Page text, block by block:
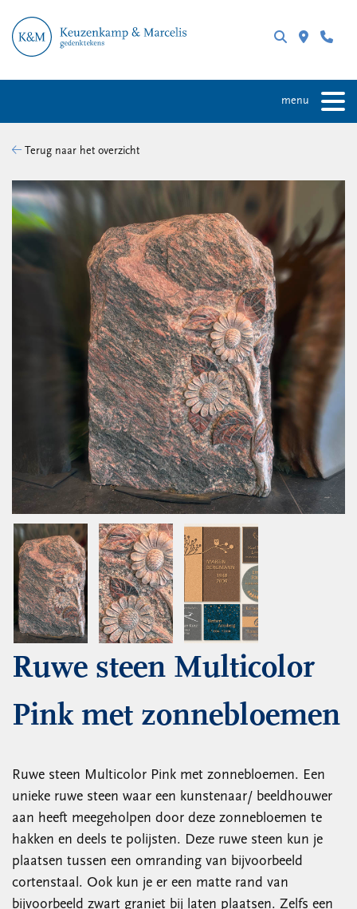
menu
Terug naar het overzicht
Ruwe steen Multicolor
Pink met zonnebloemen
Ruwe steen Multicolor Pink met zonnebloemen. Een
unieke ruwe steen waar een kunstenaar/ beeldhouwer
aan heeft meegeholpen door deze zonnebloemen te
hakken en deels te polijsten. Deze ruwe steen kun je
plaatsen tussen een omranding van bijvoorbeeld
cortenstaal. Ook kun je er een matte rand van
bijvoorbeeld zwart graniet bij laten plaatsen. Zelfs een